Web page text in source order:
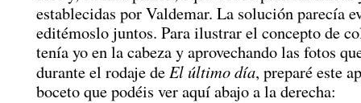
establecidas por Valdemar. La solución parecía
editémoslo juntos. Para ilustrar el concepto de
tenía yo en la cabeza y aprovechando las fotos
durante el rodaje de El último día, preparé este
boceto que podéis ver aquí abajo a la derecha: